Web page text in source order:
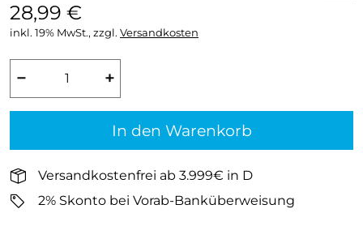
28,99 €
inkl. 19% MwSt., zzgl. Versandkosten
− +
In den Warenkorb
Versandkostenfrei ab 3.999€ in D
2% Skonto bei Vorab-Banküberweisung